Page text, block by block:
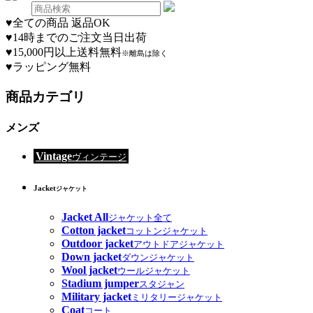
♥全ての商品 返品OK
♥14時までのご注文当日出荷
♥15,000円以上送料無料※離島は除く
♥ラッピング無料
商品カテゴリ
メンズ
Vintageヴィンテージ
Jacketジャケット
Jacket Allジャケット全て
Cotton jacketコットンジャケット
Outdoor jacketアウトドアジャケット
Down jacketダウンジャケット
Wool jacketウールジャケット
Stadium jumperスタジャン
Military jacketミリタリージャケット
Coatコート